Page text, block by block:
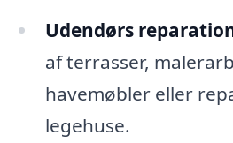
Udendørs
af terrasser,
havemøbler eller
legehuse.